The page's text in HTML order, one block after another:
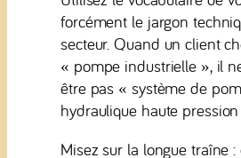
forcément le jargon
secteur. Quand un client
« pompe industrielle », il
être pas « système de
hydraulique haute
Misez sur la longue traîne :